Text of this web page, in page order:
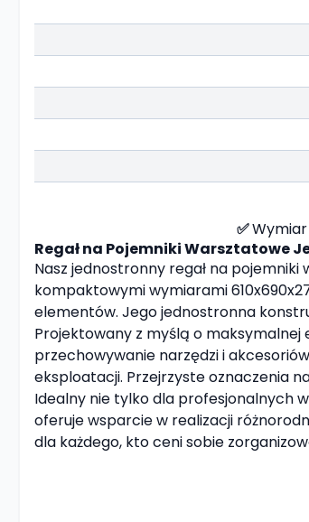
✅Wymiar
Regał na Pojemniki Warsztatowe
Nasz jednostronny regał na
kompaktowymi wymiarami
elementów. Jego jednostronna
Projektowany z myślą o maksymalnej
przechowywanie narzędzi i
eksploatacji. Przejrzyste oznaczenia
Idealny nie tylko dla profesjonalnych
oferuje wsparcie w realizacji
dla każdego, kto ceni sobie